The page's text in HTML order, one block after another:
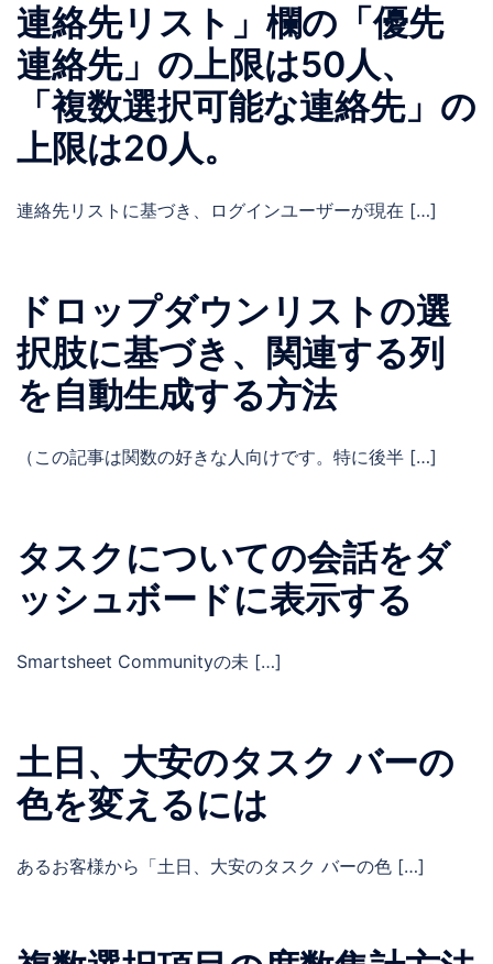
連絡先リスト」欄の「優先
連絡先」の上限は50人、
「複数選択可能な連絡先」の
上限は20人。
連絡先リストに基づき、ログインユーザーが現在 […]
ドロップダウンリストの選
択肢に基づき、関連する列
を自動生成する方法
（この記事は関数の好きな人向けです。特に後半 […]
タスクについての会話をダ
ッシュボードに表示する
Smartsheet Communityの未 […]
土日、大安のタスク バーの
色を変えるには
あるお客様から「土日、大安のタスク バーの色 […]